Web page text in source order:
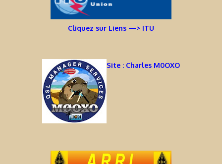
Cliquez sur Liens —> ITU
Site : Charles M0OXO